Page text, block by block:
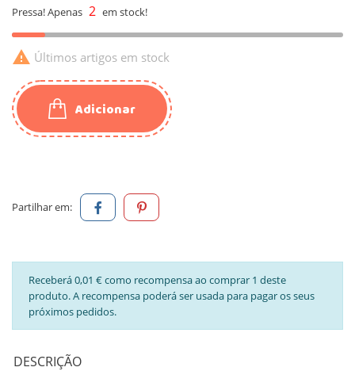
Pressa! Apenas 2 em stock!
 Últimos artigos em stock
Adicionar
Partilhar em:
Receberá 0,01 € como recompensa ao comprar 1 deste
produto. A recompensa poderá ser usada para pagar os seus
próximos pedidos.
DESCRIÇÃO